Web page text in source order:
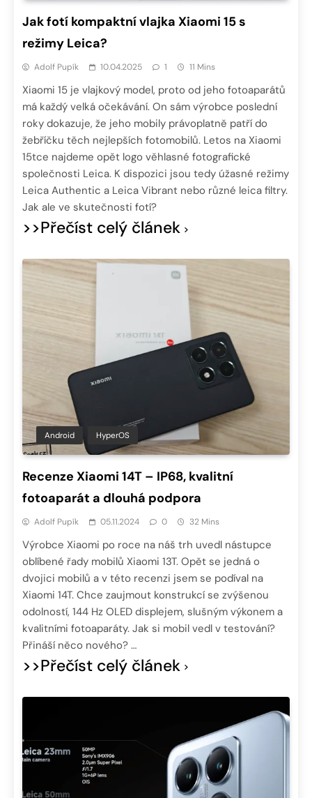
Jak fotí kompaktní vlajka Xiaomi 15 s
režimy Leica?
Adolf Pupík 10.04.2025 1 11 Mins
Xiaomi 15 je vlajkový model, proto od jeho fotoaparátů
má každý velká očekávání. On sám výrobce poslední
roky dokazuje, že jeho mobily právoplatně patří do
žebříčku těch nejlepších fotomobilů. Letos na Xiaomi
15tce najdeme opět logo věhlasné fotografické
společnosti Leica. K dispozici jsou tedy úžasné režimy
Leica Authentic a Leica Vibrant nebo různé leica filtry.
Jak ale ve skutečnosti fotí?
>>Přečíst celý článek
Android HyperOS
Recenze Xiaomi 14T – IP68, kvalitní
fotoaparát a dlouhá podpora
Adolf Pupík 05.11.2024 0 32 Mins
Výrobce Xiaomi po roce na náš trh uvedl nástupce
oblíbené řady mobilů Xiaomi 13T. Opět se jedná o
dvojici mobilů a v této recenzi jsem se podíval na
Xiaomi 14T. Chce zaujmout konstrukcí se zvýšenou
odolností, 144 Hz OLED displejem, slušným výkonem a
kvalitními fotoaparáty. Jak si mobil vedl v testování?
Přináší něco nového? …
>>Přečíst celý článek